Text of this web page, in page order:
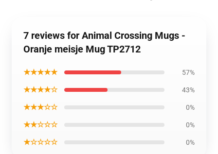
7 reviews for Animal Crossing Mugs -
Oranje meisje Mug TP2712
★★★★★ 57%
★★★★☆ 43%
★★★☆☆ 0%
★★☆☆☆ 0%
★☆☆☆☆ 0%